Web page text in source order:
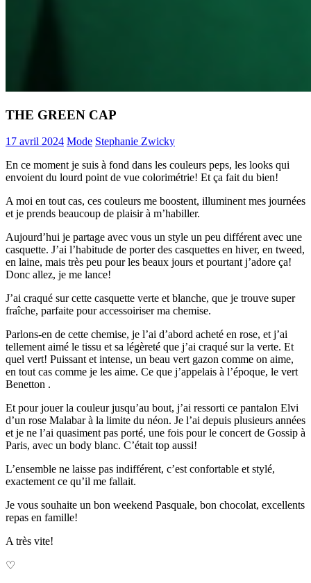
THE GREEN CAP
17 avril 2024 Mode Stephanie Zwicky
En ce moment je suis à fond dans les couleurs peps, les looks qui
envoient du lourd point de vue colorimétrie! Et ça fait du bien!
A moi en tout cas, ces couleurs me boostent, illuminent mes journées
et je prends beaucoup de plaisir à m’habiller.
Aujourd’hui je partage avec vous un style un peu différent avec une
casquette. J’ai l’habitude de porter des casquettes en hiver, en tweed,
en laine, mais très peu pour les beaux jours et pourtant j’adore ça!
Donc allez, je me lance!
J’ai craqué sur cette casquette verte et blanche, que je trouve super
fraîche, parfaite pour accessoiriser ma chemise.
Parlons-en de cette chemise, je l’ai d’abord acheté en rose, et j’ai
tellement aimé le tissu et sa légèreté que j’ai craqué sur la verte. Et
quel vert! Puissant et intense, un beau vert gazon comme on aime,
en tout cas comme je les aime. Ce que j’appelais à l’époque, le vert
Benetton .
Et pour jouer la couleur jusqu’au bout, j’ai ressorti ce pantalon Elvi
d’un rose Malabar à la limite du néon. Je l’ai depuis plusieurs années
et je ne l’ai quasiment pas porté, une fois pour le concert de Gossip à
Paris, avec un body blanc. C’était top aussi!
L’ensemble ne laisse pas indifférent, c’est confortable et stylé,
exactement ce qu’il me fallait.
Je vous souhaite un bon weekend Pasquale, bon chocolat, excellents
repas en famille!
A très vite!
♡